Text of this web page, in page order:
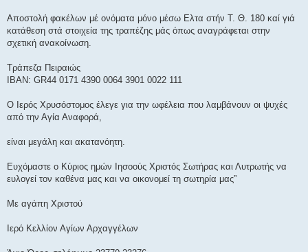
Αποστολή φακέλων μέ ονόματα μόνο μέσω Ελτα στήν Τ. Θ. 180 καί γιά
κατάθεση στά στοιχεία της τραπέζης μάς όπως αναγράφεται στην
σχετική ανακοίνωση.
Τράπεζα Πειραιώς
IBAN: GR44 0171 4390 0064 3901 0022 111
Ο Ιερός Χρυσόστομος έλεγε για την ωφέλεια που λαμβάνουν οι ψυχές
από την Αγία Αναφορά,
είναι μεγάλη και ακατανόητη.
Ευχόμαστε ο Κύριος ημών Ιησοούς Χριστός Σωτήρας και Λυτρωτής να
ευλογεί τον καθένα μας και να οικονομεί τη σωτηρία μας”
Με αγάπη Χριστού
Ιερό Κελλίον Αγίων Αρχαγγέλων